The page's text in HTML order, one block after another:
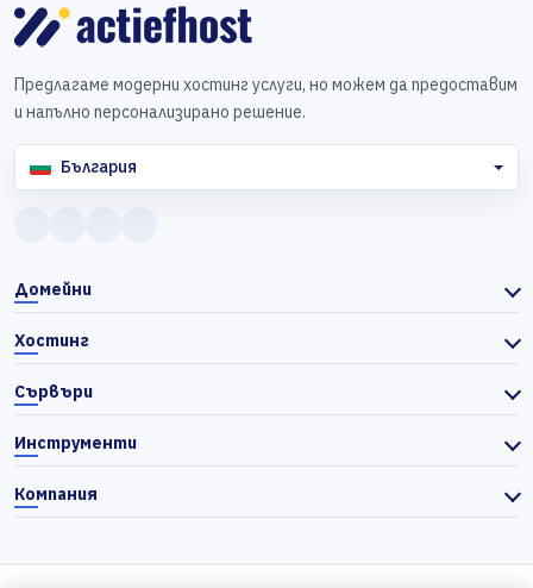
Предлагаме модерни хостинг услуги, но можем да предоставим
и напълно персонализирано решение.
България
Домейни
Хостинг
Сървъри
Инструменти
Компания